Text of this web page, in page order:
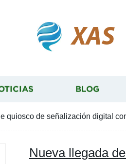
XAS
BLOG
quiosco de señalización digital
Nueva llegada